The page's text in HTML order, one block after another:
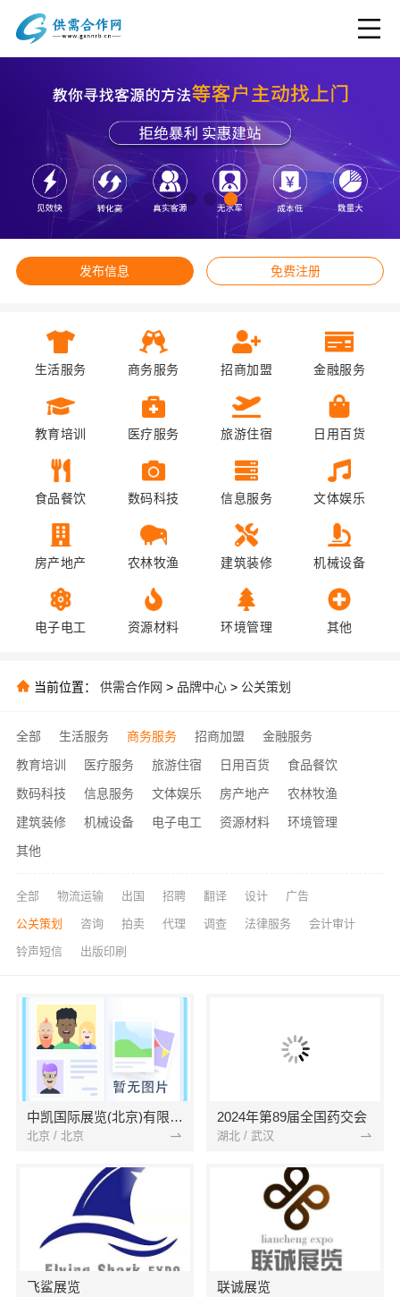
发布信息 免费注册
生活服务 商务服务 招商加盟 金融服务
教育培训 医疗服务 旅游住宿 日用百货
食品餐饮 数码科技 信息服务 文体娱乐
房产地产 农林牧渔 建筑装修 机械设备
电子电工 资源材料 环境管理 其他
当前位置： 供需合作网 > 品牌中心 > 公关策划
全部 生活服务 商务服务 招商加盟
金融服务
教育培训
医疗服务 旅游住宿 日用百货
食品餐饮
数码科技
信息服务 文体娱乐 房产地产
农林牧渔
建筑装修
机械设备 电子电工 资源材料
环境管理
其他
全部 物流运输 出国 招聘 翻译 设计 广告
公关策划 咨询 拍卖 代理 调查 法律服务 会计审计
铃声短信 出版印刷
中凯国际展览(北京)有限公司
北京 / 北京
2024年第89届全国药交会
湖北 / 武汉
飞鲨展览 联诚展览